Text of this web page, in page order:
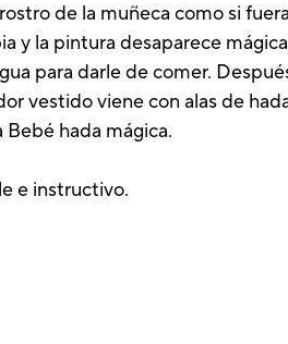
de la muñeca como si
y la pintura desaparece
para darle de comer.
vestido viene con alas de
hada mágica.
e instructivo.